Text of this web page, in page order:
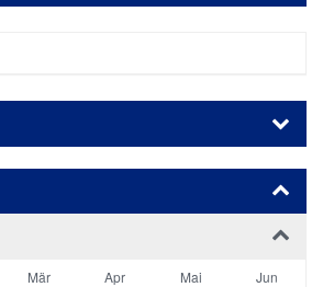
Mär Apr Mai
Jun